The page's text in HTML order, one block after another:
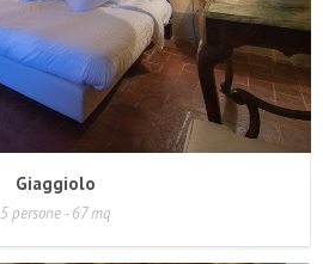
Giaggiolo
5 persone - 67 mq